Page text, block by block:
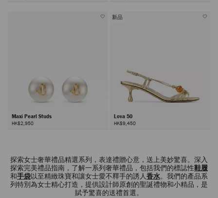
Maxi Pearl Studs
HK$2,950
新品
Lova 50
HK$9,450
頁
探索女士奢華禮品精選系列，表達禮贈心意，送上美妙驚喜。深入
探索完美禮品指南，了解一系列奢華禮品，包括我們的標誌性鞋履
和手袋以至精緻珠寶和讓女士愛不釋手的誘人香水。我們的產品系
列特別為女士精心打造，提供設計師原創的聖誕禮物和小精品，是
賦予驚喜的送禮首選。